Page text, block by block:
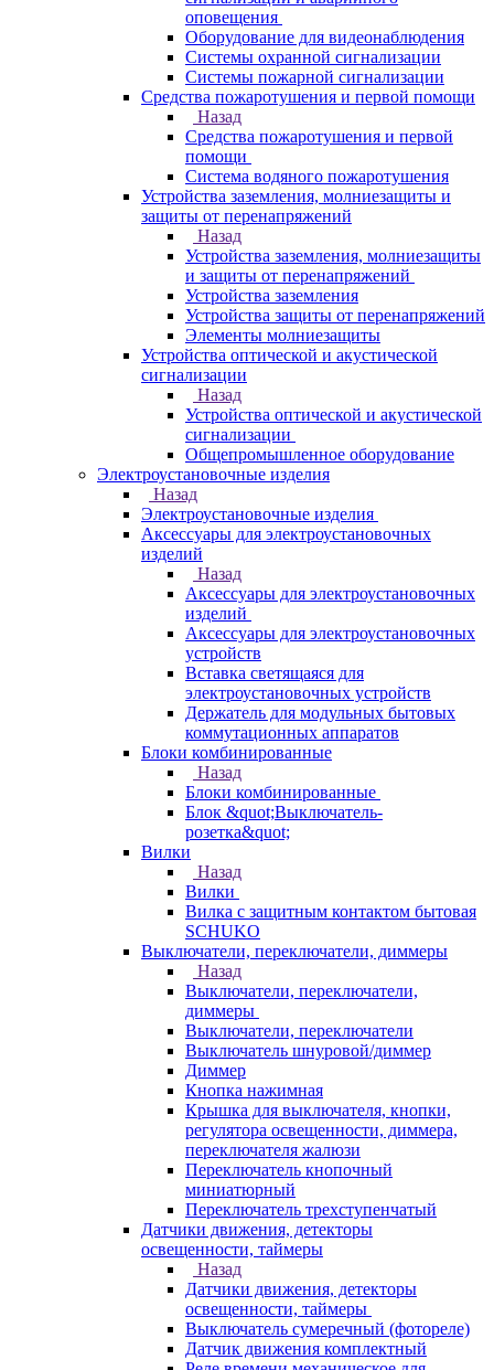
оповещения
Оборудование для видеонаблюдения
Системы охранной сигнализации
Системы пожарной сигнализации
Средства пожаротушения и первой помощи
Назад
Средства пожаротушения и первой
помощи
Система водяного пожаротушения
Устройства заземления, молниезащиты и
защиты от перенапряжений
Назад
Устройства заземления, молниезащиты
и защиты от перенапряжений
Устройства заземления
Устройства защиты от перенапряжений
Элементы молниезащиты
Устройства оптической и акустической
сигнализации
Назад
Устройства оптической и акустической
сигнализации
Общепромышленное оборудование
Электроустановочные изделия
Назад
Электроустановочные изделия
Аксессуары для электроустановочных
изделий
Назад
Аксессуары для электроустановочных
изделий
Аксессуары для электроустановочных
устройств
Вставка светящаяся для
электроустановочных устройств
Держатель для модульных бытовых
коммутационных аппаратов
Блоки комбинированные
Назад
Блоки комбинированные
Блок &quot;Выключатель-
розетка&quot;
Вилки
Назад
Вилки
Вилка с защитным контактом бытовая
SCHUKO
Выключатели, переключатели, диммеры
Назад
Выключатели, переключатели,
диммеры
Выключатели, переключатели
Выключатель шнуровой/диммер
Диммер
Кнопка нажимная
Крышка для выключателя, кнопки,
регулятора освещенности, диммера,
переключателя жалюзи
Переключатель кнопочный
миниатюрный
Переключатель трехступенчатый
Датчики движения, детекторы
освещенности, таймеры
Назад
Датчики движения, детекторы
освещенности, таймеры
Выключатель сумеречный (фотореле)
Датчик движения комплектный